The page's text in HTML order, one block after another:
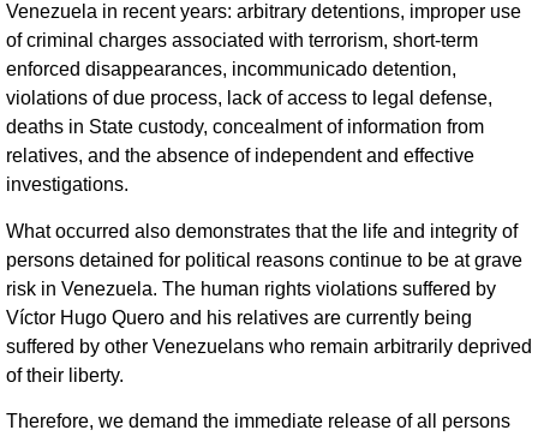
Venezuela in recent years: arbitrary detentions, improper use
of criminal charges associated with terrorism, short-term
enforced disappearances, incommunicado detention,
violations of due process, lack of access to legal defense,
deaths in State custody, concealment of information from
relatives, and the absence of independent and effective
investigations.
What occurred also demonstrates that the life and integrity of
persons detained for political reasons continue to be at grave
risk in Venezuela. The human rights violations suffered by
Víctor Hugo Quero and his relatives are currently being
suffered by other Venezuelans who remain arbitrarily deprived
of their liberty.
Therefore, we demand the immediate release of all persons